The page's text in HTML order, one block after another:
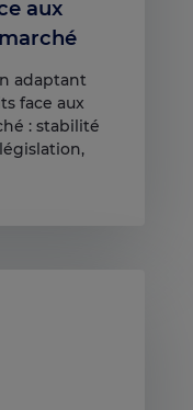
aux
adaptant
face aux
: stabilité